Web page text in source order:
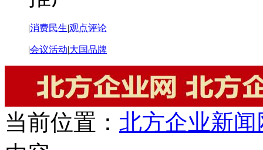
|消费民生|观点评论
|会议活动|大国品牌
当前位置： 北方企业新闻